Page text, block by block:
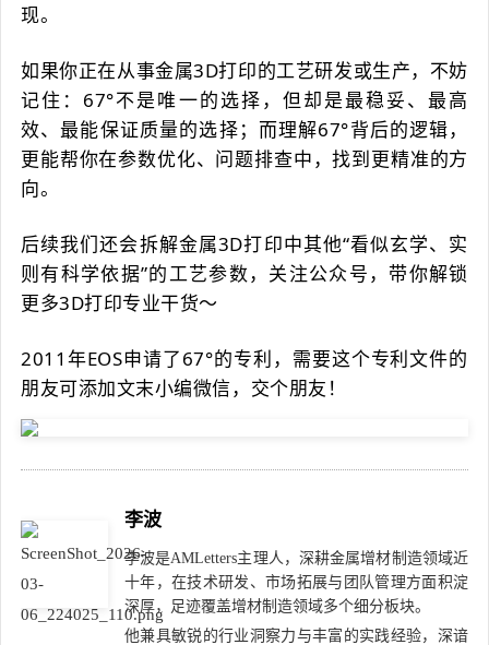
现。
如果你正在从事金属3D打印的工艺研发或生产，不妨
记住：67°不是唯一的选择，但却是最稳妥、最高
效、最能保证质量的选择；而理解67°背后的逻辑，
更能帮你在参数优化、问题排查中，找到更精准的方
向。
后续我们还会拆解金属3D打印中其他“看似玄学、实
则有科学依据”的工艺参数，关注公众号，带你解锁
更多3D打印专业干货～
2011年EOS申请了67°的专利，需要这个专利文件的
朋友可添加文末小编微信，交个朋友！
李波
李波是AMLetters主理人，深耕金属增材制造领域近
十年，在技术研发、市场拓展与团队管理方面积淀
深厚，足迹覆盖增材制造领域多个细分板块。
他兼具敏锐的行业洞察力与丰富的实践经验，深谙